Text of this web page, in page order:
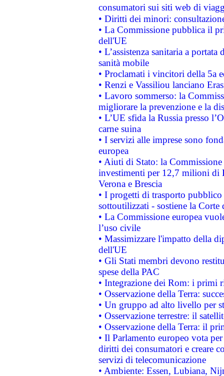
consumatori sui siti web di
• Diritti dei minori:
• La Commissione pubblica il
dell'UE
• L’assistenza sanitaria a
sanità mobile
• Proclamati i vincitori della 5a
• Renzi e Vassiliou lanciano
• Lavoro sommerso: la
migliorare la prevenzione e la
• L’UE sfida la Russia presso
carne suina
• I servizi alle imprese sono
europea
• Aiuti di Stato: la
investimenti per 12,7 milioni di
Verona e Brescia
• I progetti di trasporto
sottoutilizzati - sostiene la Corte
• La Commissione europea
l’uso civile
• Massimizzare l'impatto della
dell'UE
• Gli Stati membri devono
spese della PAC
• Integrazione dei Rom: i primi
• Osservazione della Terra:
• Un gruppo ad alto livello per
• Osservazione terrestre: il
• Osservazione della Terra: il
• Il Parlamento europeo vota
diritti dei consumatori e creare
servizi di telecomunicazione
• Ambiente: Essen, Lubiana,